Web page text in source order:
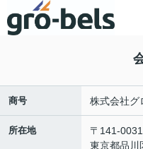
商号 株式会社グ
所在地
〒141-0031
東京都品川